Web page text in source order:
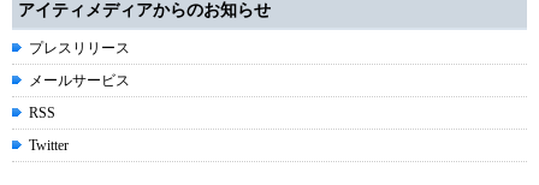
アイティメディアからのお知らせ
プレスリリース
メールサービス
RSS
Twitter